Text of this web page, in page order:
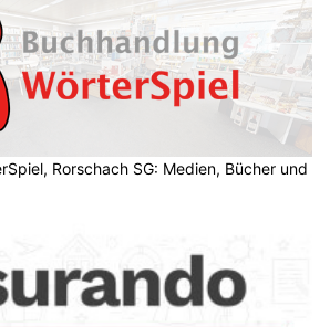
Rorschach SG: Medien, Bücher und